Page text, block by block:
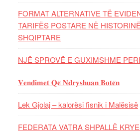
FORMAT ALTERNATIVE TË
TARIFËS POSTARE NË
SHQIPTARE
NJË SPROVË E GUXIMSHME
𝐕𝐞𝐧𝐝𝐢𝐦𝐞𝐭 𝐐𝐞̈ 𝐍𝐝𝐫𝐲𝐬𝐡𝐮𝐚𝐧 𝐁𝐨𝐭𝐞̈𝐧
Lek Gjolaj – kalorësi fisnik i Malësisë
FEDERATA VATRA SHPALLË